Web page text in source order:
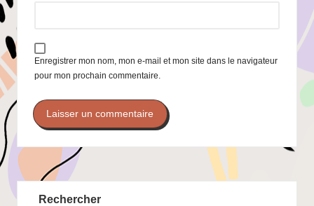
Enregistrer mon nom, mon e-mail et mon site dans le navigateur
pour mon prochain commentaire.
Rechercher